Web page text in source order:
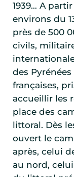
1939… A
environs du
près de 500
civils,
des
françaises,
accueillir les
place des
littoral. Dès
ouvert le
après, celui
au nord,